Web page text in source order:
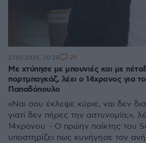
Με χτύπησε με μπουνιές και με
πορτμπαγκάζ, λέει ο 14χρονος για
Παπαδόπουλο
«Ναι σου έκλεψε κύριε, ναι δεν
γιατί δεν πήρες την αστυνομία;»,
14χρονου - Ο πρώην παίκτης του
υποστηρίζει πως κυνήγησε τον
27.05.2026, 20:28 26